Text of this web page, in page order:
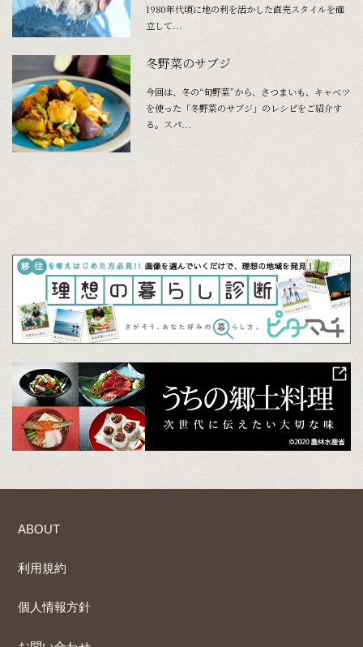
1980年代頃に地の利を活かした直売スタイルを確
立して...
冬野菜のサブジ
今回は、冬の“旬野菜”から、さつまいも、キャベツ
を使った「冬野菜のサブジ」のレシピをご紹介す
る。スパ...
ABOUT
利用規約
個人情報方針